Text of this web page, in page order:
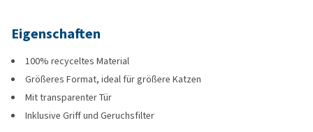
Eigenschaften
100% recyceltes Material
Größeres Format, ideal für größere Katzen
Mit transparenter Tür
Inklusive Griff und Geruchsfilter